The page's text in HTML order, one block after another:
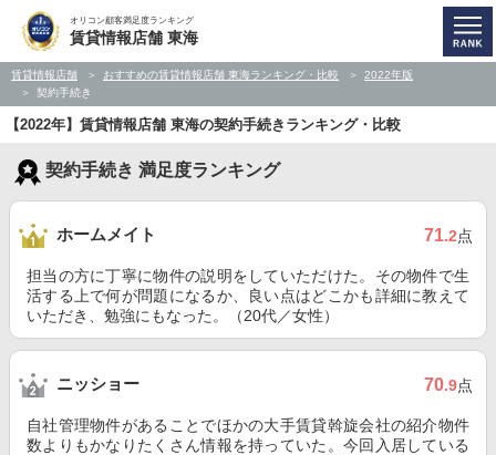
オリコン顧客満足度ランキング
賃貸情報店舗 東海
賃貸情報店舗 おすすめの賃貸情報店舗 東海ランキング・比較
2022年版
契約手続き
【2022年】賃貸情報店舗 東海の契約手続きランキング・比較
契約手続き 満足度ランキング
ホームメイト 71.2点
担当の方に丁寧に物件の説明をしていただけた。その物件で生
活する上で何が問題になるか、良い点はどこかも詳細に教えて
いただき、勉強にもなった。（20代／女性）
ニッショー 70.9点
自社管理物件があることでほかの大手賃貸斡旋会社の紹介物件
数よりもかなりたくさん情報を持っていた。今回入居している